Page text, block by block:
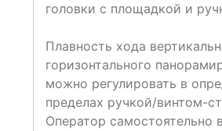
головки с площадкой и
Плавность хода
горизонтального
можно регулировать в
пределах ручкой/винтом-
Оператор самостоятельно